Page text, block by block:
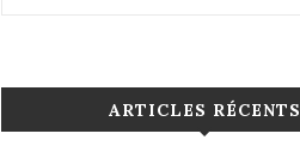
ARTICLES RÉCENTS